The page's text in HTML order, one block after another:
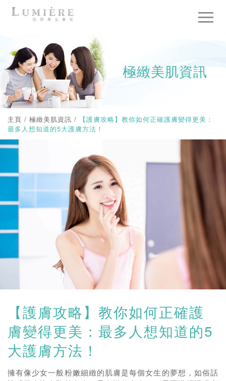
極緻美肌資訊
主頁 / 極緻美肌資訊 /
【護膚攻略】教你如何正確護膚變得更美：
最多人想知道的5大護膚方法！
【護膚攻略】教你如何正確護
膚變得更美：最多人想知道的5
大護膚方法！
擁有像少女一般粉嫩細緻的肌膚是每個女生的夢想，如俗話